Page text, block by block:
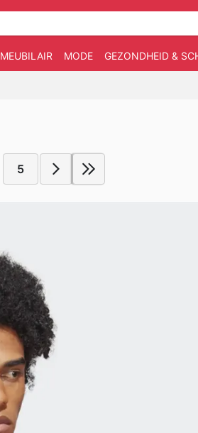
MEUBILAIR MODE GEZONDHEID &
5